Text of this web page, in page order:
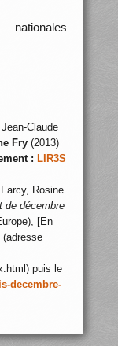
nationales
Jean-Claude
Fry(2013)
: LIR3S
Rosine
de décembre
[En
(adresse
puis le
decembre-